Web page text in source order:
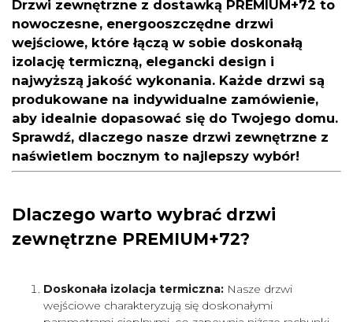
Drzwi zewnętrzne z dostawką PREMIUM+72 to
nowoczesne, energooszczędne drzwi
wejściowe, które łączą w sobie doskonałą
izolację termiczną, elegancki design i
najwyższą jakość wykonania. Każde drzwi są
produkowane na indywidualne zamówienie,
aby idealnie dopasować się do Twojego domu.
Sprawdź, dlaczego nasze drzwi zewnętrzne z
naświetlem bocznym to najlepszy wybór!
Dlaczego warto wybrać drzwi
zewnętrzne PREMIUM+72?
Doskonała izolacja termiczna: Nasze drzwi
wejściowe charakteryzują się doskonałymi